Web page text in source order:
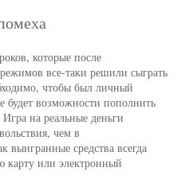
которые после
все-таки решили сыграть
чтобы был личный
будет возможности пополнить
на реальные деньги
чем в
выигранные средства всегда
карту или электронный